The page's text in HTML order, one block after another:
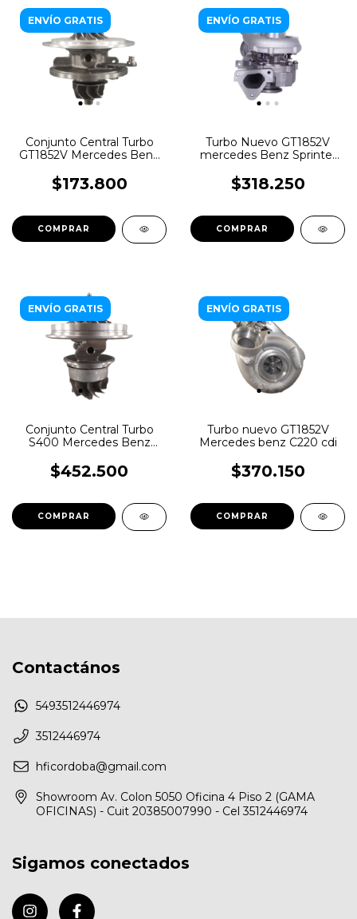
ENVÍO GRATIS
Conjunto Central Turbo
GT1852V Mercedes Benz
$173.800
ENVÍO GRATIS
Turbo Nuevo GT1852V
mercedes Benz Sprinter
$318.250
ENVÍO GRATIS
Conjunto Central Turbo
S400 Mercedes Benz
$452.500
ENVÍO GRATIS
Turbo nuevo GT1852V
Mercedes benz C220 cdi
$370.150
Contactános
5493512446974
3512446974
hficordoba@gmail.com
Showroom Av. Colon 5050 Oficina 4 Piso 2 (GAMA
OFICINAS) - Cuit 20385007990 - Cel 3512446974
Sigamos conectados